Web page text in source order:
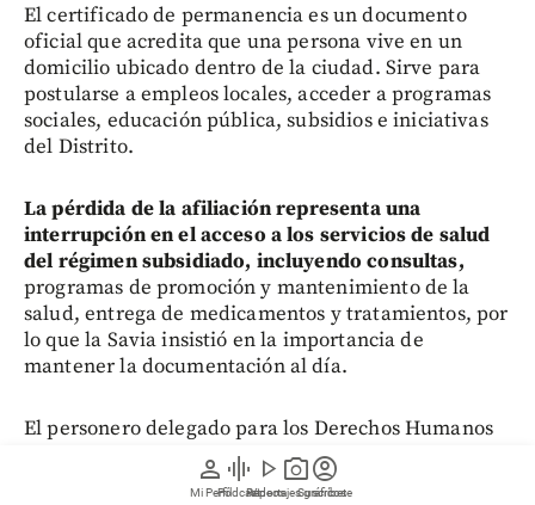
person
Mi Perfil
graphic_eq
Pódcast
play_arrow
Videos
photo_camera
Reportajes gráficos
account_circle
Suscríbete
El certificado de permanencia es un documento
oficial que acredita que una persona vive en un
domicilio ubicado dentro de la ciudad. Sirve para
postularse a empleos locales, acceder a programas
sociales, educación pública, subsidios e iniciativas
del Distrito.
La pérdida de la afiliación representa una
interrupción en el acceso a los servicios de salud
del régimen subsidiado, incluyendo consultas,
programas de promoción y mantenimiento de la
salud, entrega de medicamentos y tratamientos, por
lo que la Savia insistió en la importancia de
mantener la documentación al día.
El personero delegado para los Derechos Humanos
en Medellín, Elkin Gallego, indicó que el registro es
sencillo y necesario para garantizar una atención